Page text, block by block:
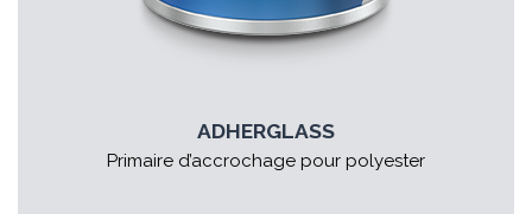
ADHERGLASS
Primaire d’accrochage pour polyester